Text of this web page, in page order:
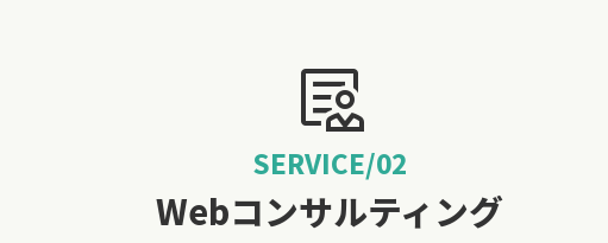
clinical_notes
SERVICE/02
Webコンサルティング